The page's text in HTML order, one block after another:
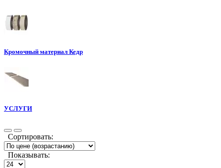
Кромочный материал Кедр
УСЛУГИ
Сортировать:
Показывать: